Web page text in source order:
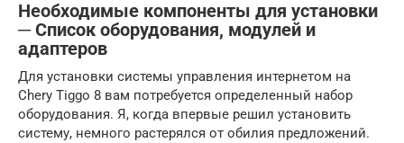
Необходимые компоненты для установки
─ Список оборудования, модулей и
адаптеров
Для установки системы управления интернетом на
Chery Tiggo 8 вам потребуется определенный набор
оборудования. Я, когда впервые решил установить
систему, немного растерялся от обилия предложений.